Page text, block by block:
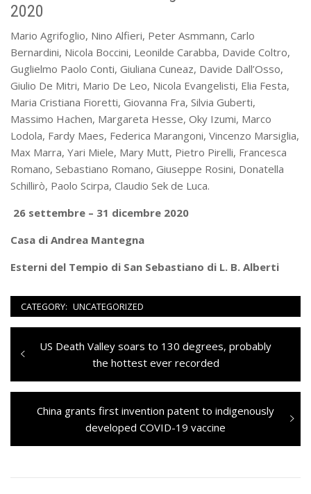
2020
Mario Agrifoglio, Nino Alfieri, Peter Asmmann, Carlo
Bernardini, Nicola Boccini, Leonilde Carabba, Davide Coltro,
Guglielmo Paolo Conti, Giuliana Cuneaz, Davide Dall’Osso,
Giulio De Mitri, Mario De Leo, Nicola Evangelisti, Elia Festa,
Maria Cristiana Fioretti, Giovanna Fra, Silvia Guberti,
Massimo Hachen, Margareta Hesse, Oky Izumi, Marco
Lodola, Fardy Maes, Federica Marangoni, Vincenzo Marsiglia,
Max Marra, Yari Miele, Mary Mutt, Pietro Pirelli, Francesca
Romano, Sebastiano Romano, Giuseppe Rosini, Donatella
Schillirò, Paolo Scirpa, Claudio Sek de Luca.
26 settembre – 31 dicembre 2020
Casa di Andrea Mantegna
Esterni del Tempio di San Sebastiano di L. B. Alberti
CATEGORY: UNCATEGORIZED
Navigazione
articoli
Previous
US Death Valley soars to 130 degrees, probably
the hottest ever recorded
Next
China grants first invention patent to indigenously
developed COVID-19 vaccine